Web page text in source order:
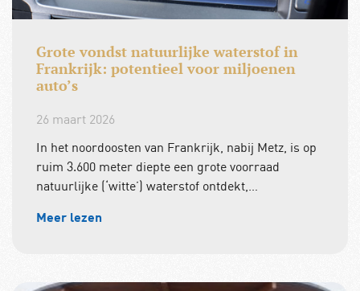
Grote vondst natuurlijke waterstof in
Frankrijk: potentieel voor miljoenen
auto’s
26 maart 2026
In het noordoosten van Frankrijk, nabij Metz, is op
ruim 3.600 meter diepte een grote voorraad
natuurlijke (‘witte’) waterstof ontdekt,…
Meer lezen